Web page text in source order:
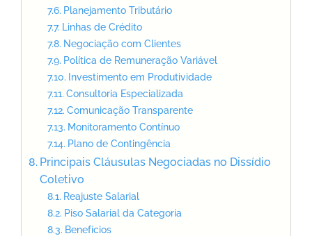
Planejamento Tributário
Linhas de Crédito
Negociação com Clientes
Política de Remuneração Variável
Investimento em Produtividade
Consultoria Especializada
Comunicação Transparente
Monitoramento Contínuo
Plano de Contingência
Principais Cláusulas Negociadas no Dissídio
Coletivo
Reajuste Salarial
Piso Salarial da Categoria
Benefícios